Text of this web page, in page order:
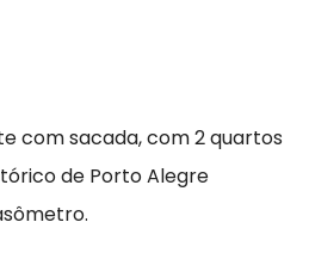
com sacada, com 2 quartos
de Porto Alegre